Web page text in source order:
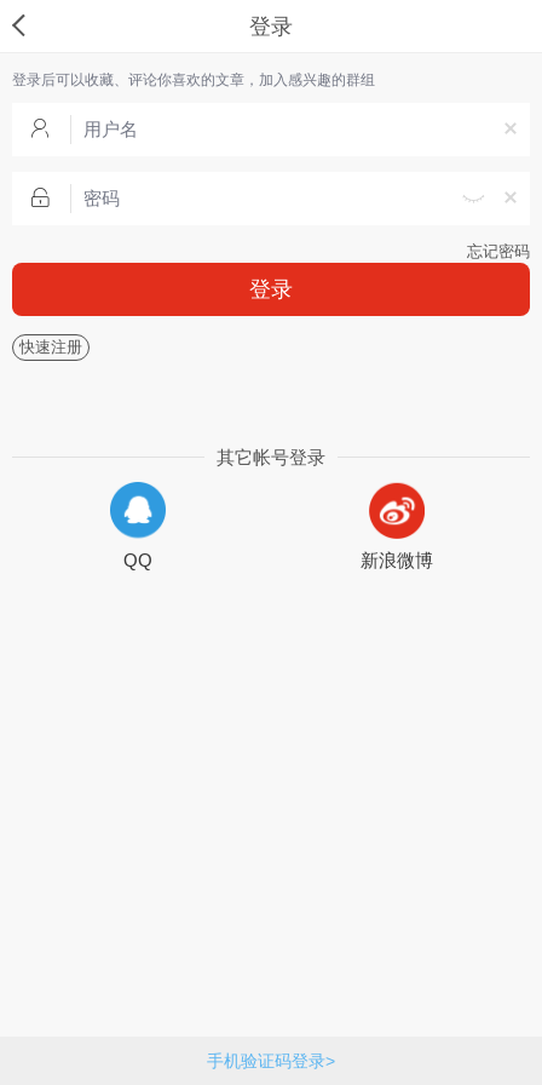
登录
登录后可以收藏、评论你喜欢的文章，加入感兴趣的群组
忘记密码
登录
快速注册
手机验证码登录>
其它帐号登录
QQ 新浪微博